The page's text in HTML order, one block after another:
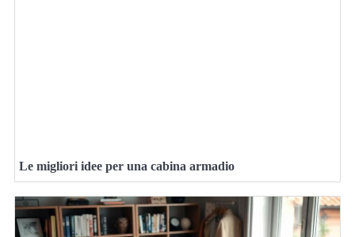
Le migliori idee per una cabina armadio